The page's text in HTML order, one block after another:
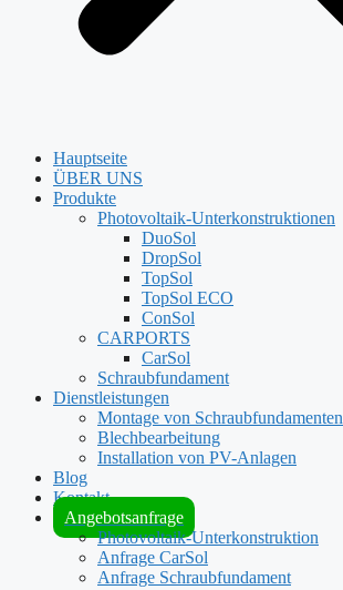
Hauptseite
ÜBER UNS
Produkte
Photovoltaik-Unterkonstruktionen
DuoSol
DropSol
TopSol
TopSol ECO
ConSol
CARPORTS
CarSol
Schraubfundament
Dienstleistungen
Montage von Schraubfundamenten
Blechbearbeitung
Installation von PV-Anlagen
Blog
Kontakt
Angebotsanfrage
Photovoltaik-Unterkonstruktion
Anfrage CarSol
Anfrage Schraubfundament